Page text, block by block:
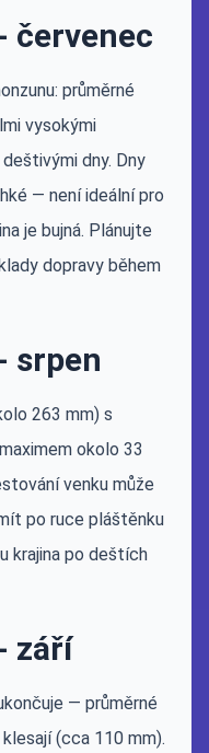
červenec
průměrné
vysokými
dny. Dny
— není ideální pro
je bujná. Plánujte
dopravy během
srpen
263 mm) s
okolo 33
venku může
po ruce pláštěnku
krajina po deštích
září
— průměrné
(cca 110 mm).